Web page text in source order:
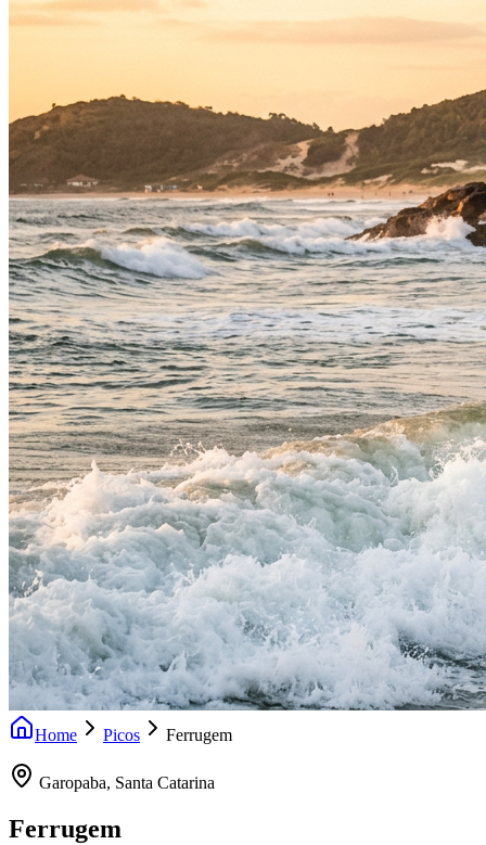
Home Picos Ferrugem
Garopaba, Santa Catarina
Ferrugem